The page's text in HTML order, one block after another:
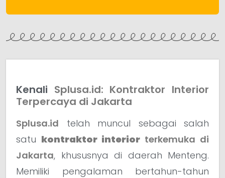
Kenali Splusa.id: Kontraktor Interior
Terpercaya di Jakarta
Splusa.id telah muncul sebagai salah
satu kontraktor interior terkemuka di
Jakarta, khususnya di daerah Menteng.
Memiliki pengalaman bertahun-tahun